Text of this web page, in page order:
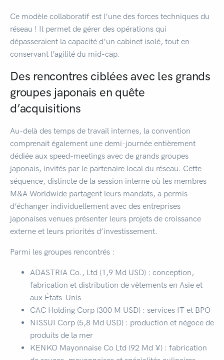
Ce modèle collaboratif est l’une des forces techniques du
réseau ! Il permet de gérer des opérations qui
dépasseraient la capacité d’un cabinet isolé, tout en
conservant l’agilité du mid-cap.
Des rencontres ciblées avec les grands
groupes japonais en quête
d’acquisitions
Au-delà des temps de travail internes, la convention
comprenait également une demi-journée entièrement
dédiée aux speed-meetings avec de grands groupes
japonais, invités par le partenaire local du réseau. Cette
séquence, distincte de la session interne où les membres
M&A Worldwide partagent leurs mandats, a permis
d’échanger individuellement avec des entreprises
japonaises venues présenter leurs projets de croissance
externe et leurs priorités d’investissement.
Parmi les groupes rencontrés :
ADASTRIA Co., Ltd (1,9 Md USD) : conception,
fabrication et distribution de vêtements en Asie et
aux États-Unis
CAC Holding Corp (300 M USD) : services IT et BPO
NISSUI Corp (5,8 Md USD) : production et négoce de
produits de la mer
KENKO Mayonnaise Co Ltd (92 Md ¥) : fabrication